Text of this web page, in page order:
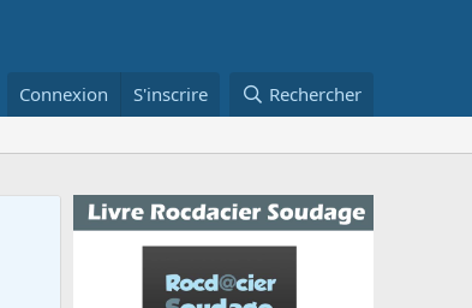
Connexion S'inscrire Rechercher